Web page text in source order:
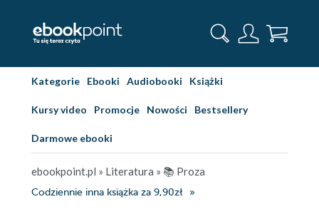
Kategorie Ebooki Audiobooki Książki
Kursy video Promocje Nowości Bestsellery
Darmowe ebooki
ebookpoint.pl » Literatura » 📚 Proza
Codziennie inna książka za 9,90zł